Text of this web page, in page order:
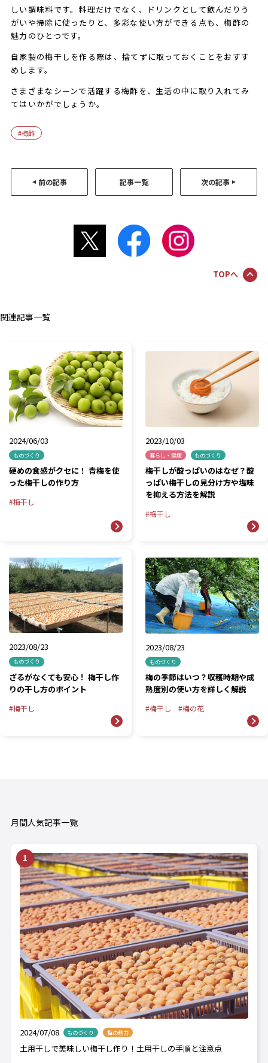
しい調味料です。料理だけでなく、ドリンクとして飲んだりう
がいや掃除に使ったりと、多彩な使い方ができる点も、梅酢の
魅力のひとつです。
自家製の梅干しを作る際は、捨てずに取っておくことをおすす
めします。
さまざまなシーンで活躍する梅酢を、生活の中に取り入れてみ
てはいかがでしょうか。
梅酢
前の記事 記事一覧 次の記事
TOPへ
関連記事一覧
2024/06/03
ものづくり
硬めの食感がクセに！ 青梅を使
った梅干しの作り方
梅干し
2023/10/03
暮らし・健康 ものづくり
梅干しが酸っぱいのはなぜ？酸
っぱい梅干しの見分け方や塩味
を抑える方法を解説
梅干し
2023/08/23
ものづくり
ざるがなくても安心！ 梅干し作
りの干し方のポイント
梅干し
2023/08/23
ものづくり
梅の季節はいつ？収穫時期や成
熟度別の使い方を詳しく解説
梅干し 梅の花
月間人気記事一覧
2024/07/08 ものづくり 梅の魅力
土用干しで美味しい梅干し作り！土用干しの手順と注意点